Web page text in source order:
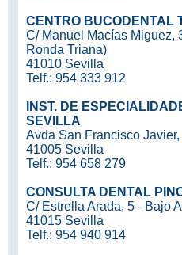
CENTRO BUCODENTAL
C/ Manuel Macías Miguez,
Ronda Triana)
41010 Sevilla
Telf.: 954 333 912
INST. DE
SEVILLA
Avda San Francisco Javier,
41005 Sevilla
Telf.: 954 658 279
CONSULTA DENTAL
C/ Estrella Arada, 5 - Bajo A
41015 Sevilla
Telf.: 954 940 914